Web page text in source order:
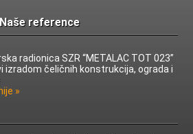
Naše reference
radionica SZR “METALAC TOT 023”
izradom čeličnih konstrukcija, ograda i
»